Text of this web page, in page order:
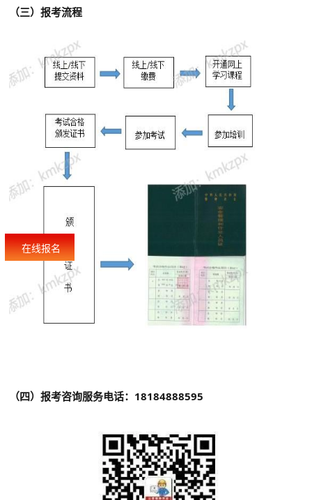
（三）报考流程
（四）报考咨询服务电话：18184888595
在线报名